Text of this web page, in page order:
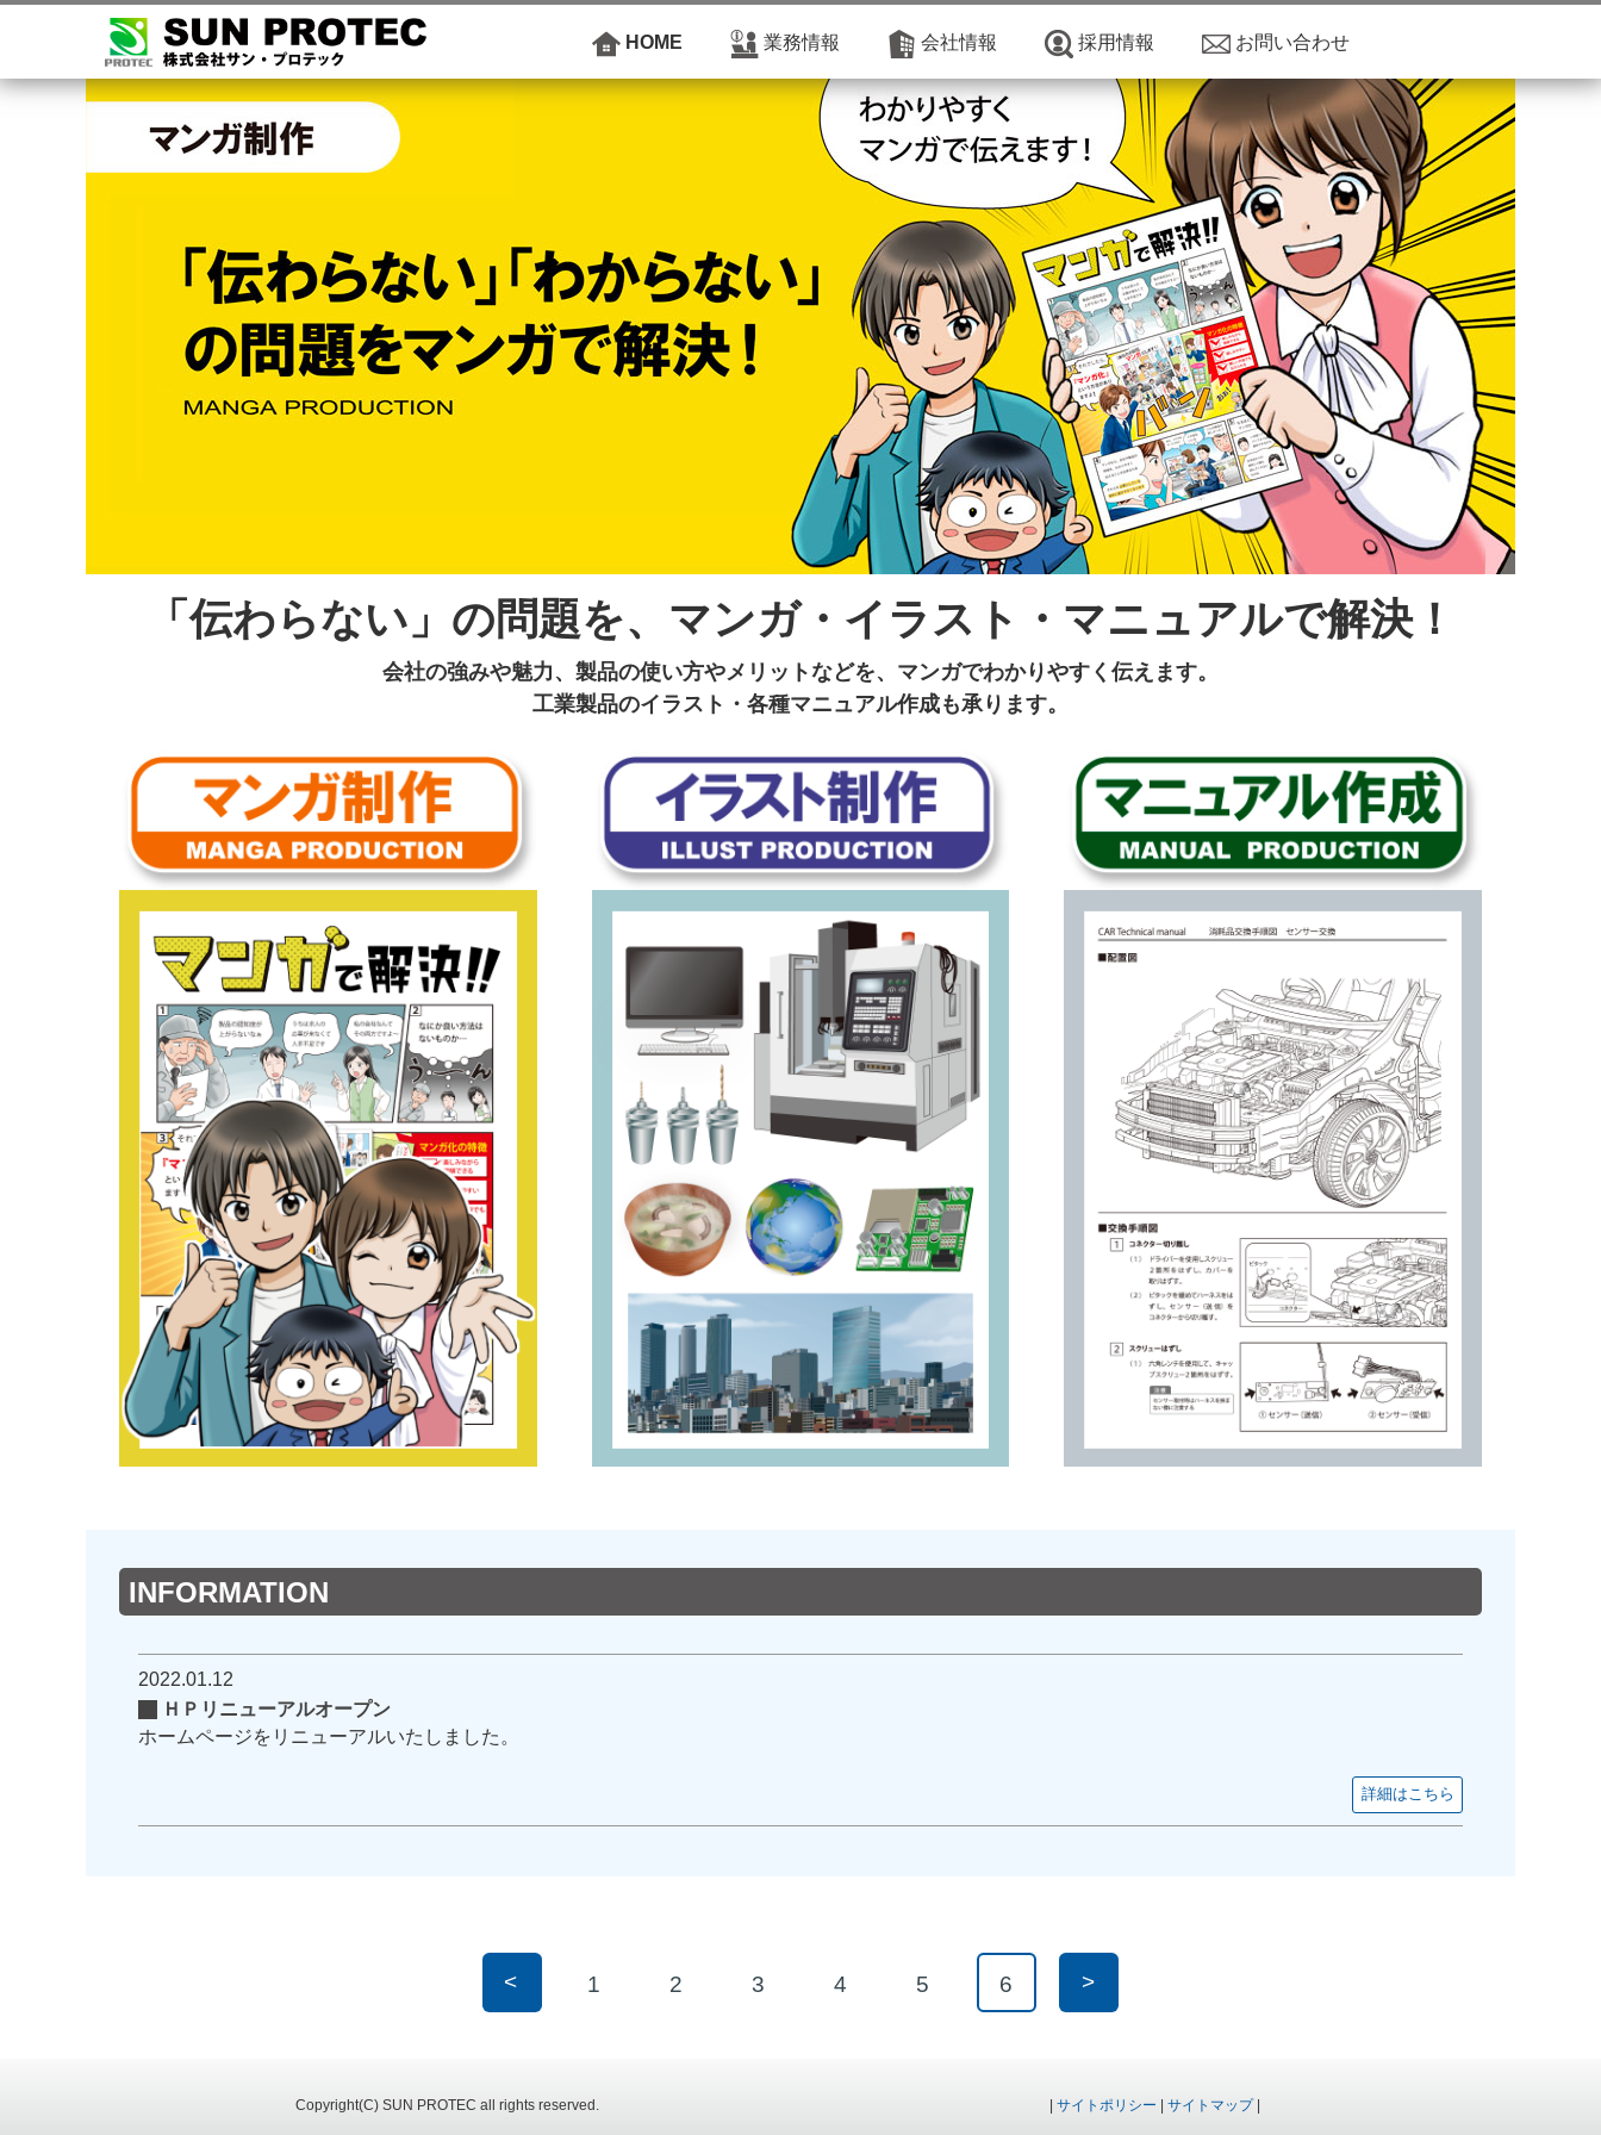
HOME 業務情報 会社情報 採用情報 お問い合わせ
「伝わらない」の問題を、マンガ・イラスト・マニュアルで解決！
会社の強みや魅力、製品の使い方やメリットなどを、マンガでわかりやすく伝えます。
工業製品のイラスト・各種マニュアル作成も承ります。
INFORMATION
2022.01.12
ＨＰリニューアルオープン
ホームページをリニューアルいたしました。
詳細はこちら
< 1 2 3 4 5 6 >
Copyright(C) SUN PROTEC all rights reserved. |サイトポリシー |サイトマップ|